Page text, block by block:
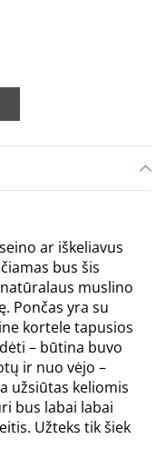
ar iškeliavus
bus šis
muslino
Pončas yra su
kortele tapusios
– būtina buvo
ir nuo vėjo –
užsiūtas keliomis
bus labai labai
Užteks tik šiek